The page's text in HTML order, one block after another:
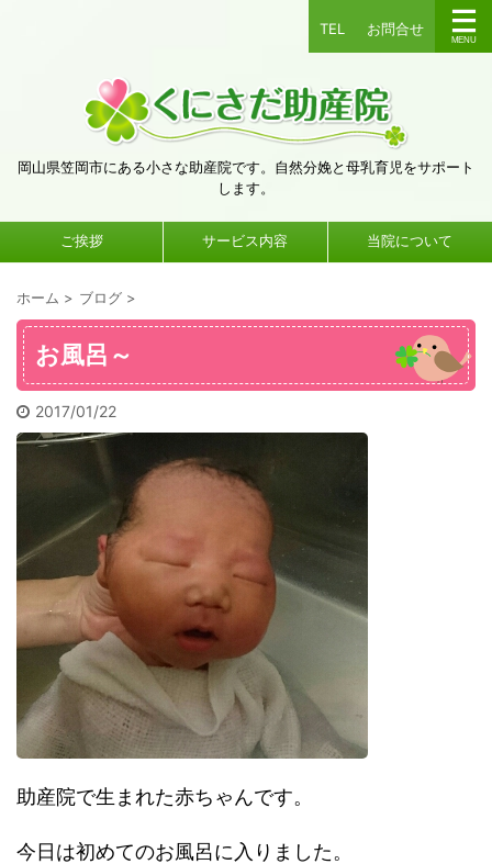
TEL お問合せ
岡山県笠岡市にある小さな助産院です。自然分娩と母乳育児をサポート
します。
ご挨拶 サービス内容 当院について
ホーム > ブログ >
お風呂～
2017/01/22
助産院で生まれた赤ちゃんです。
今日は初めてのお風呂に入りました。